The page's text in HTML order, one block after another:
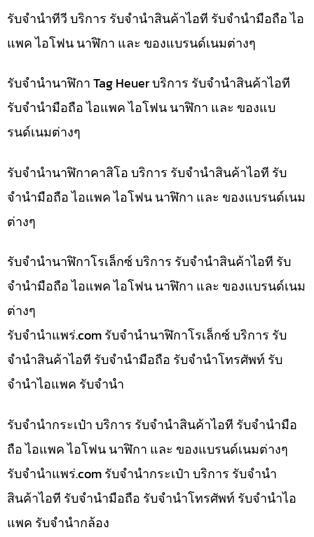
รับจำนำทีวี บริการ รับจำนำสินค้าไอที รับจำนำมือถือ ไอ
แพค ไอโฟน นาฬิกา และ ของแบรนด์เนมต่างๆ
รับจำนำนาฬิกา Tag Heuer บริการ รับจำนำสินค้าไอที
รับจำนำมือถือ ไอแพค ไอโฟน นาฬิกา และ ของแบ
รนด์เนมต่างๆ
รับจำนำนาฬิกาคาสิโอ บริการ รับจำนำสินค้าไอที รับ
จำนำมือถือ ไอแพค ไอโฟน นาฬิกา และ ของแบรนด์เนม
ต่างๆ
รับจำนำนาฬิกาโรเล็กซ์ บริการ รับจำนำสินค้าไอที รับ
จำนำมือถือ ไอแพค ไอโฟน นาฬิกา และ ของแบรนด์เนม
ต่างๆ
รับจํานําแพร่.com รับจำนำนาฬิกาโรเล็กซ์ บริการ รับ
จำนำสินค้าไอที รับจำนำมือถือ รับจำนำโทรศัพท์ รับ
จำนำไอแพค รับจำนำ
รับจำนำกระเป๋า บริการ รับจำนำสินค้าไอที รับจำนำมือ
ถือ ไอแพค ไอโฟน นาฬิกา และ ของแบรนด์เนมต่างๆ
รับจํานําแพร่.com รับจำนำกระเป๋า บริการ รับจำนำ
สินค้าไอที รับจำนำมือถือ รับจำนำโทรศัพท์ รับจำนำไอ
แพค รับจำนำกล้อง